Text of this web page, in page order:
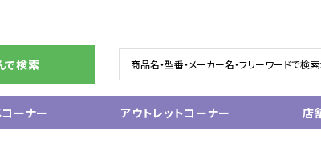
で検索
ーナー アウトレットコーナー 店